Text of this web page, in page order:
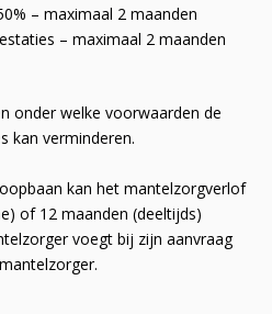
– maximaal 2 maanden
– maximaal 2 maanden
onder welke voorwaarden de
kan verminderen.
kan het mantelzorgverlof
of 12 maanden (deeltijds)
voegt bij zijn aanvraag